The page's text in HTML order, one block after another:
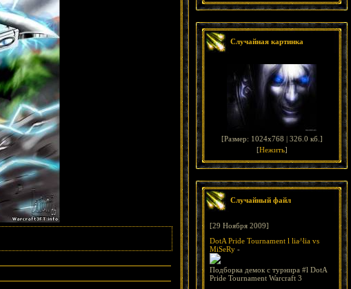
Случайная картинка
[Размер: 1024x768 | 326.0 кб. ]
[Нежить]
Случайный файл
[29 Ноября 2009]
DotA Pride Tournament l lia^lia vs
MiSeRy -
Подборка демок с турнира #l DotA
Pride Tournament Warcraft 3